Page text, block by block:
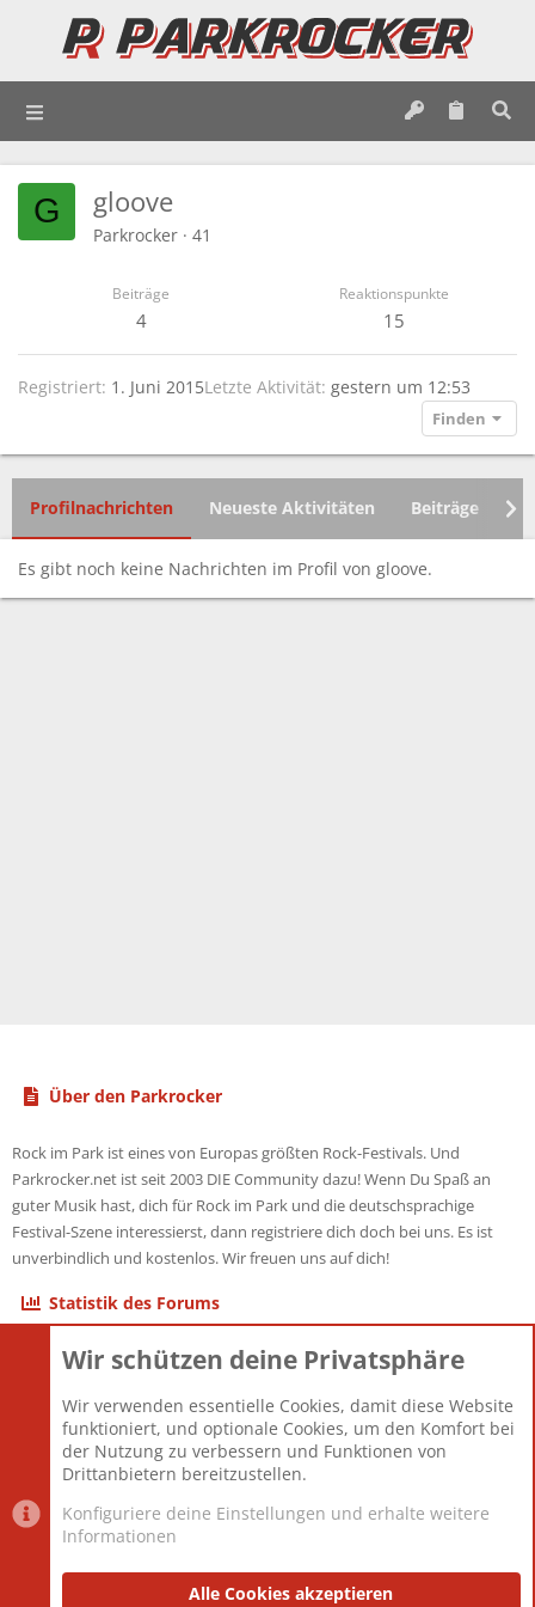
G gloove
Parkrocker · 41
Beiträge
4
Reaktionspunkte
15
Registriert 1. Juni 2015Letzte Aktivität gestern um 12:53
Finden
Profilnachrichten Neueste Aktivitäten Beiträge
Es gibt noch keine Nachrichten im Profil von gloove.
Über den Parkrocker
Rock im Park ist eines von Europas größten Rock-Festivals. Und
Parkrocker.net ist seit 2003 DIE Community dazu! Wenn Du Spaß an
guter Musik hast, dich für Rock im Park und die deutschsprachige
Festival-Szene interessierst, dann registriere dich doch bei uns. Es ist
unverbindlich und kostenlos. Wir freuen uns auf dich!
Statistik des Forums
Themen
Mitglieder
12.425
Neuestes Mitglied
Toddster85
Datenschutzerklärung Impressum
Wir schützen deine Privatsphäre
Wir verwenden essentielle Cookies, damit diese Website
funktioniert, und optionale Cookies, um den Komfort bei
der Nutzung zu verbessern und Funktionen von
Drittanbietern bereitzustellen.
Konfiguriere deine Einstellungen und erhalte weitere
Informationen
Alle Cookies akzeptieren